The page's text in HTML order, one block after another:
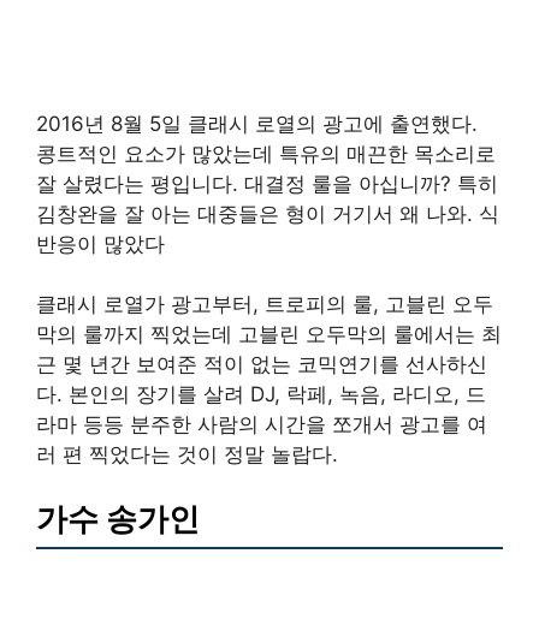
2016년 8월 5일 클래시 로열의 광고에 출연했다.
콩트적인 요소가 많았는데 특유의 매끈한 목소리로
잘 살렸다는 평입니다. 대결정 룰을 아십니까? 특히
김창완을 잘 아는 대중들은 형이 거기서 왜 나와. 식
반응이 많았다
클래시 로열가 광고부터, 트로피의 룰, 고블린 오두
막의 룰까지 찍었는데 고블린 오두막의 룰에서는 최
근 몇 년간 보여준 적이 없는 코믹연기를 선사하신
다. 본인의 장기를 살려 DJ, 락페, 녹음, 라디오, 드
라마 등등 분주한 사람의 시간을 쪼개서 광고를 여
러 편 찍었다는 것이 정말 놀랍다.
가수 송가인